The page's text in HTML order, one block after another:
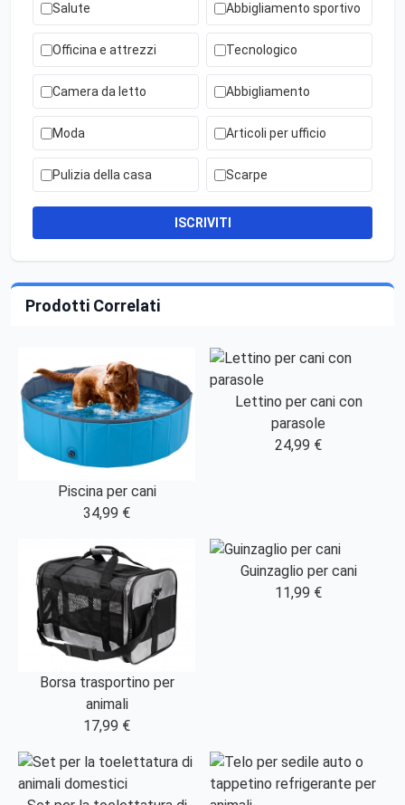
Salute Abbigliamento sportivo
Officina e attrezzi Tecnologico
Camera da letto Abbigliamento
Moda Articoli per ufficio
Pulizia della casa Scarpe
ISCRIVITI
Prodotti Correlati
Piscina per cani
34,99 €
Lettino per cani con
parasole
24,99 €
Borsa trasportino per
animali
17,99 €
Guinzaglio per cani
11,99 €